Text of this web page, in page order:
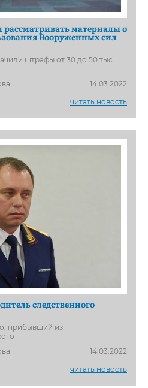
материалы о
Вооруженных сил
штрафы от 30 до 50 тыс.
14.03.2022
читать новость
следственного
прибывший из
14.03.2022
читать новость